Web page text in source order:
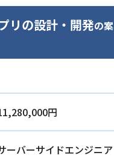
リの設計・開発の案
円
ーバーサイドエンジニア